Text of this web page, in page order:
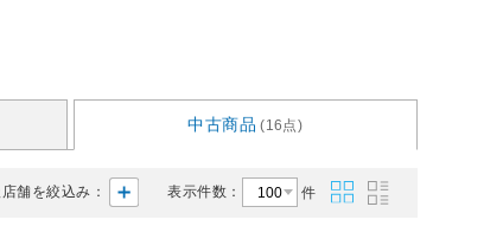
中古商品 (16点)
表示件数： 件
舗を絞込み：